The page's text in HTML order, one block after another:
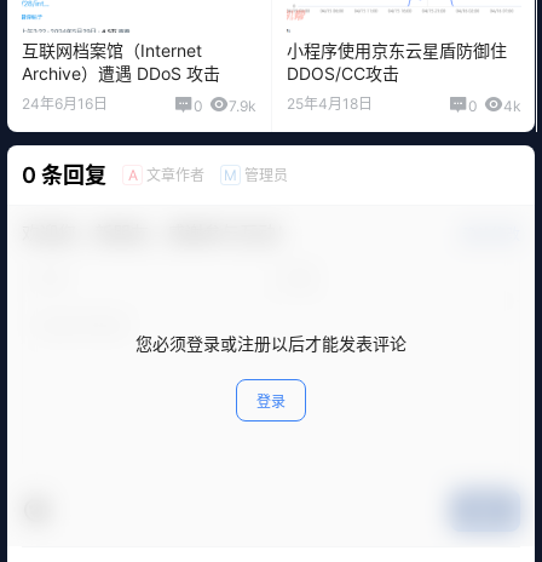
互联网档案馆（Internet
Archive）遭遇 DDoS 攻击
24年6月16日 0 7.9k
小程序使用京东云星盾防御住
DDOS/CC攻击
25年4月18日 0 4k
0 条回复 A 文章作者 M 管理员
您必须登录或注册以后才能发表评论
登录